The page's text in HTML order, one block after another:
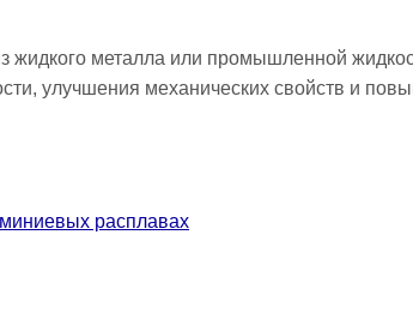
жидкого металла или промышленной
улучшения механических свойств и
расплавах